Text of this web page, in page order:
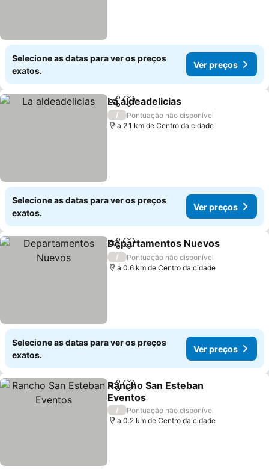
Selecione as datas para ver os preços
exatos.
Ver preços
PartilharAdicionar aos favoritos
La aldeadelicias
/
Pontuação não disponível
a 2.1 km de Centro da cidade
Selecione as datas para ver os preços
exatos.
Ver preços
PartilharAdicionar aos favoritos
Departamentos Nuevos
/
Pontuação não disponível
a 0.6 km de Centro da cidade
Selecione as datas para ver os preços
exatos.
Ver preços
PartilharAdicionar aos favoritos
Rancho San Esteban
Eventos
Ver preços
/
Pontuação não disponível
a 0.2 km de Centro da cidade